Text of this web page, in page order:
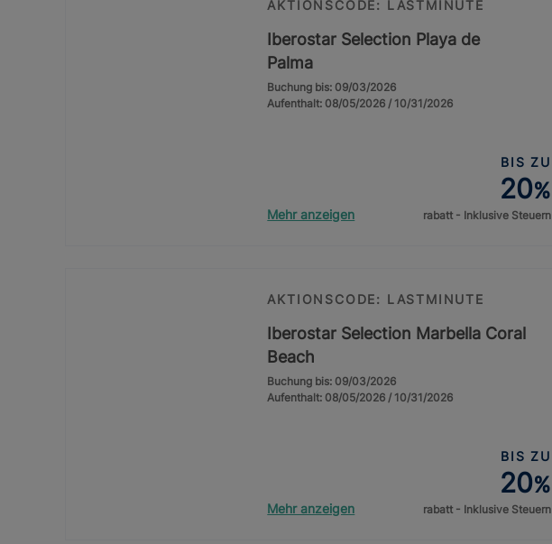
AKTIONSCODE: LASTMINUTE
Iberostar Selection Playa de
Palma
Buchung bis: 09/03/2026
Aufenthalt: 08/05/2026 / 10/31/2026
Mehr anzeigen
BIS ZU
20%
rabatt - Inklusive Steuern
AKTIONSCODE: LASTMINUTE
Iberostar Selection Marbella Coral
Beach
Buchung bis: 09/03/2026
Aufenthalt: 08/05/2026 / 10/31/2026
Mehr anzeigen
BIS ZU
20%
rabatt - Inklusive Steuern